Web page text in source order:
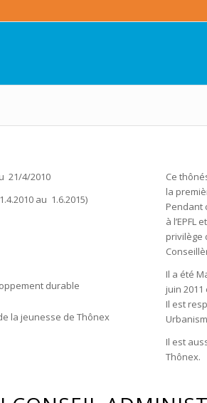
21/4/2010
au 1.6.2015)
durable
la jeunesse de Thônex
Ce
la
Pendant
à l’EPFL
privilège
Il a été
juin
Il est
Il est
Thônex.